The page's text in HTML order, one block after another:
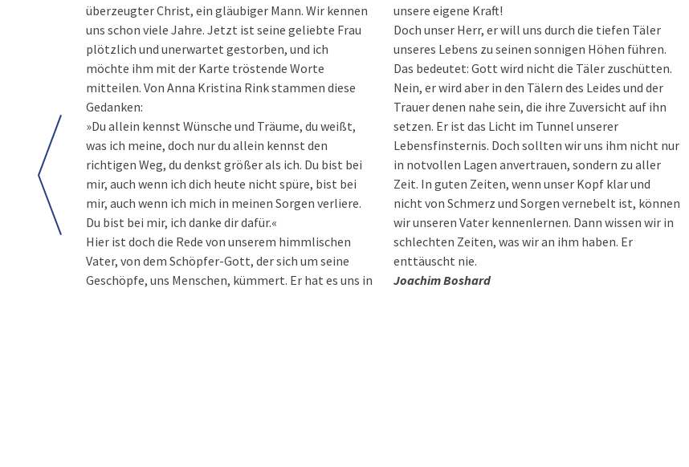
überzeugter Christ, ein gläubiger Mann. Wir kennen
uns schon viele Jahre. Jetzt ist seine geliebte Frau
plötzlich und unerwartet gestorben, und ich
möchte ihm mit der Karte tröstende Worte
mitteilen. Von Anna Kristina Rink stammen diese
Gedanken:
»Du allein kennst Wünsche und Träume, du weißt,
was ich meine, doch nur du allein kennst den
richtigen Weg, du denkst größer als ich. Du bist bei
mir, auch wenn ich dich heute nicht spüre, bist bei
mir, auch wenn ich mich in meinen Sorgen verliere.
Du bist bei mir, ich danke dir dafür.«
Hier ist doch die Rede von unserem himmlischen
Vater, von dem Schöpfer-Gott, der sich um seine
Geschöpfe, uns Menschen, kümmert. Er hat es uns in
unsere eigene Kraft!
Doch unser Herr, er will uns durch die tiefen Täler
unseres Lebens zu seinen sonnigen Höhen führen.
Das bedeutet: Gott wird nicht die Täler zuschütten.
Nein, er wird aber in den Tälern des Leides und der
Trauer denen nahe sein, die ihre Zuversicht auf ihn
setzen. Er ist das Licht im Tunnel unserer
Lebensfinsternis. Doch sollten wir uns ihm nicht nur
in notvollen Lagen anvertrauen, sondern zu aller
Zeit. In guten Zeiten, wenn unser Kopf klar und
nicht von Schmerz und Sorgen vernebelt ist, können
wir unseren Vater kennenlernen. Dann wissen wir in
schlechten Zeiten, was wir an ihm haben. Er
enttäuscht nie.
Joachim Boshard